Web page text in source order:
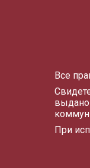
Все
выдано
При